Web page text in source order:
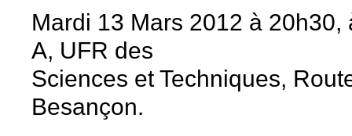
Mardi 13 Mars 2012 à 20h30,
A, UFR des
Sciences et Techniques,
Besançon.